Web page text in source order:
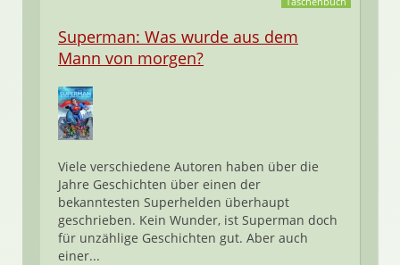
Superman: Was wurde aus dem
Mann von morgen?
Viele verschiedene Autoren haben über die
Jahre Geschichten über einen der
bekanntesten Superhelden überhaupt
geschrieben. Kein Wunder, ist Superman doch
für unzählige Geschichten gut. Aber auch
einer...